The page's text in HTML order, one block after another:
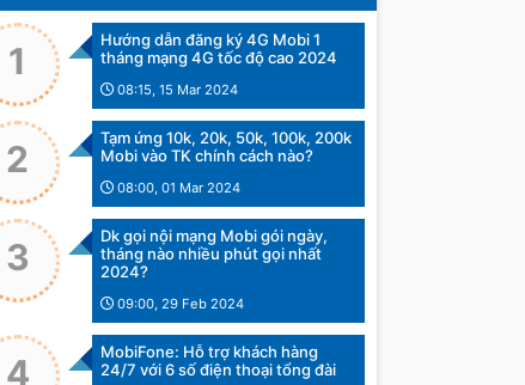
1
Hướng dẫn đăng ký 4G Mobi 1
tháng mạng 4G tốc độ cao 2024
08:15, 15 Mar 2024
2
Tạm ứng 10k, 20k, 50k, 100k, 200k
Mobi vào TK chính cách nào?
08:00, 01 Mar 2024
3
Dk gọi nội mạng Mobi gói ngày,
tháng nào nhiều phút gọi nhất
2024?
09:00, 29 Feb 2024
4
MobiFone: Hỗ trợ khách hàng
24/7 với 6 số điện thoại tổng đài